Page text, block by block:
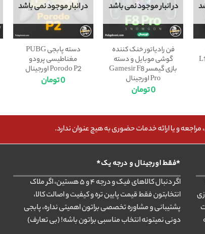
در انبار موجود نمی باشد
فن رادیاتور خنک کننده
گوشی موبایل و دسته
بازی گیمسر Gamesir F8
Pro اورجینال
0تومان
در انبار موجود نمی باشد
دسته پابجی PUBG
مغناطیسی پرودو
Porodo P2 اورجینال
0تومان
و یا ارائه خدمات حضوری به هیچ عنوان ندارد.
*فقط اورجینال و درجه یک*
اگر دنبال کالاهای فیک و درجه ۴ و ۵ هستین، اگر ملاک
انتخابتون فقط قیمت پایین تره و کیفیت و اصالت کالا،
پشتیبانی و مشاوره تخصصی براتون اهمیتی نداره، پابجی
دونی نمیتونه انتخاب مناسبی براتون باشه! (بی تعارف)